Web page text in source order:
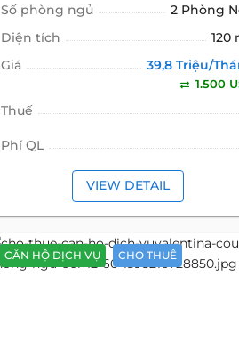
Số phòng ngủ
2 Phòng
Diện tích
120
Giá
39,8 Triệu/
1.500
Thuế
Phí QL
VIEW DETAIL
CĂN HỘ DỊCH VỤ CHO THUÊ